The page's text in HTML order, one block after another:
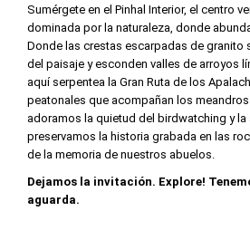
Sumérgete en el Pinhal Interior, el centro
dominada por la naturaleza, donde
Donde las crestas escarpadas de granito
del paisaje y esconden valles de arroyos
aquí serpentea la Gran Ruta de los
peatonales que acompañan los
adoramos la quietud del birdwatching y la
preservamos la historia grabada en las
de la memoria de nuestros abuelos.
Dejamos la invitación. Explore!
aguarda.